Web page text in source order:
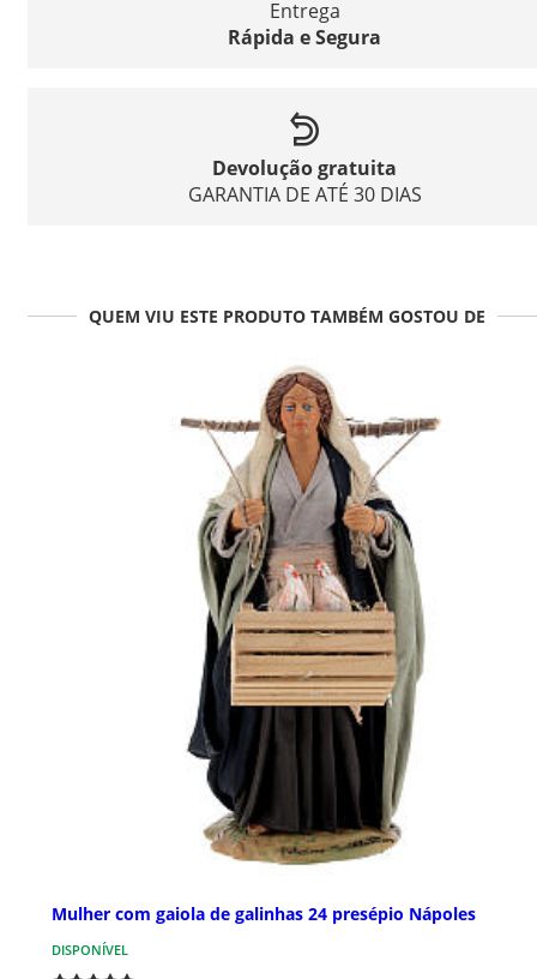
Entrega
Rápida e Segura
Devolução gratuita
GARANTIA DE ATÉ 30 DIAS
QUEM VIU ESTE PRODUTO TAMBÉM GOSTOU DE
Mulher com gaiola de galinhas 24 presépio Nápoles
DISPONÍVEL